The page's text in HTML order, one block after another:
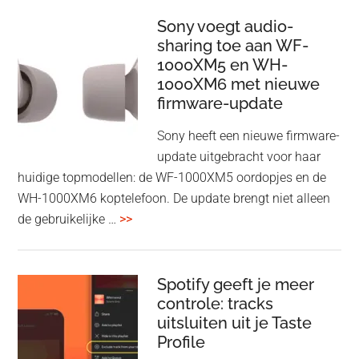
draadloos
presenteren
zonder
Wi-
Sony voegt audio-
sharing toe aan WF-
1000XM5 en WH-
1000XM6 met nieuwe
firmware-update
Sony heeft een nieuwe firmware-
update uitgebracht voor haar
huidige topmodellen: de WF-1000XM5 oordopjes en de
WH-1000XM6 koptelefoon. De update brengt niet alleen
de gebruikelijke … >>overSony
sharing
WF-
Spotify geeft je meer
controle: tracks
uitsluiten uit je Taste
Profile